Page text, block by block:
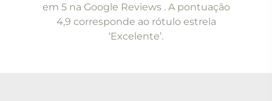
em 5 na Google Reviews . A pontuação
4,9 corresponde ao rótulo estrela
‘Excelente’.